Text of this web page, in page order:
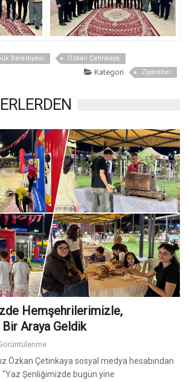
Belediyesi Özkan Çetinkaya
Kategori Ziyaretler
Hemşehrilerimizle,
Bir Araya Geldik
Özkan Çetinkaya sosyal medya hesabından
"Yaz Şenliğimizde bugün yine